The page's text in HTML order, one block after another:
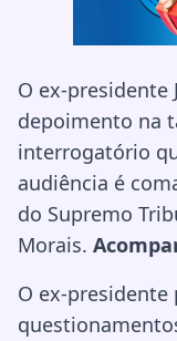
O ex-presidente
depoimento na
interrogatório
audiência é
do Supremo
Morais.
O ex-